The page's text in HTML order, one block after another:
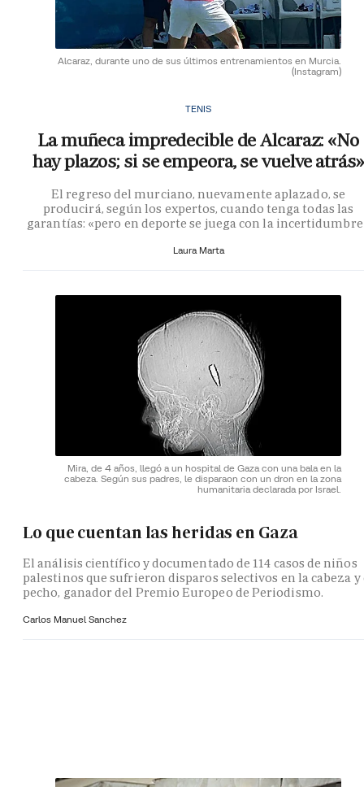
Alcaraz, durante uno de sus últimos entrenamientos en Murcia.
(Instagram)
TENIS
La muñeca impredecible de Alcaraz: «No
hay plazos; si se empeora, se vuelve atrás»
El regreso del murciano, nuevamente aplazado, se
producirá, según los expertos, cuando tenga todas las
garantías: «pero en deporte se juega con la
Laura Marta
Mira, de 4 años, llegó a un hospital de Gaza con una bala en la
cabeza. Según sus padres, le disparaon con un dron en la zona
humanitaria declarada por Israel.
Lo que cuentan las heridas en Gaza
El análisis científico y documentado de 114 casos de niños
palestinos que sufrieron disparos selectivos en la cabeza y
pecho, ganador del Premio Europeo de Periodismo.
Carlos Manuel Sanchez